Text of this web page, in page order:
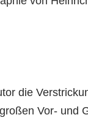
die
Vor- und